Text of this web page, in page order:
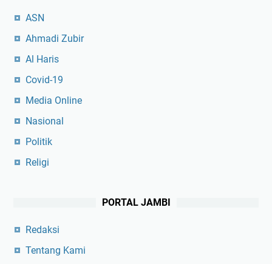
ASN
Ahmadi Zubir
Al Haris
Covid-19
Media Online
Nasional
Politik
Religi
PORTAL JAMBI
Redaksi
Tentang Kami